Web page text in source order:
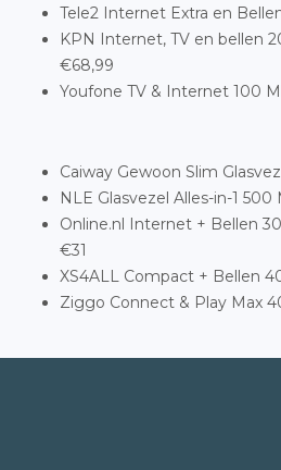
Tele2 Internet Extra en
KPN Internet, TV en bellen
€68,99
Youfone TV & Internet 100
Caiway Gewoon Slim
NLE Glasvezel Alles-in-1 500
Online.nl Internet + Bellen
€31
XS4ALL Compact + Bellen
Ziggo Connect & Play Max